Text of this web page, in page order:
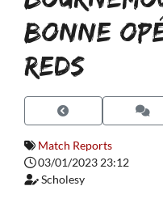
BONNE
REDS
Match Reports
03/01/2023 23:12
Scholesy